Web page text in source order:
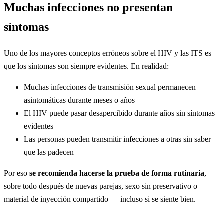
Muchas infecciones no presentan
síntomas
Uno de los mayores conceptos erróneos sobre el HIV y las ITS es
que los síntomas son siempre evidentes. En realidad:
Muchas infecciones de transmisión sexual permanecen
asintomáticas durante meses o años
El HIV puede pasar desapercibido durante años sin síntomas
evidentes
Las personas pueden transmitir infecciones a otras sin saber
que las padecen
Por eso se recomienda hacerse la prueba de forma rutinaria,
sobre todo después de nuevas parejas, sexo sin preservativo o
material de inyección compartido — incluso si se siente bien.